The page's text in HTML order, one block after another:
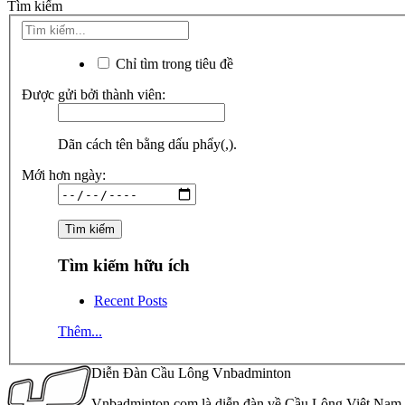
Tìm kiếm
Chỉ tìm trong tiêu đề
Được gửi bởi thành viên:
Dãn cách tên bằng dấu phẩy(,).
Mới hơn ngày:
Tìm kiếm hữu ích
Recent Posts
Thêm...
Diễn Đàn Cầu Lông Vnbadminton